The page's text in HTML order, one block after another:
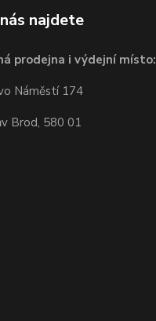
najdete
prodejna i výdejní místo:
Náměstí 174
Brod, 580 01